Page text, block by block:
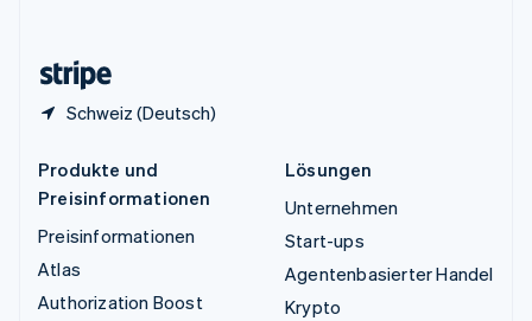
Schweiz (Deutsch)
Produkte und
Preisinformationen
Preisinformationen
Atlas
Authorization Boost
Lösungen
Unternehmen
Start-ups
Agentenbasierter Handel
Krypto